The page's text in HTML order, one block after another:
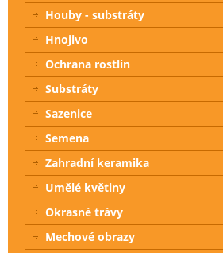
Houby - substráty
Hnojivo
Ochrana rostlin
Substráty
Sazenice
Semena
Zahradní keramika
Umělé květiny
Okrasné trávy
Mechové obrazy